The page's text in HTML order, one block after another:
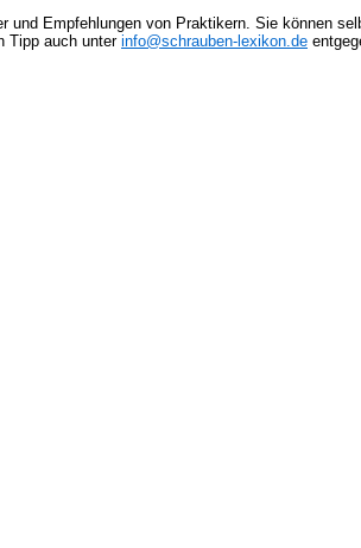
und Empfehlungen von Praktikern. Sie können
Tipp auch unter info@schrauben-lexikon.de